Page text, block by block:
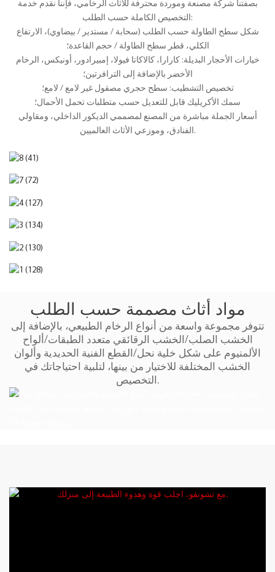
بصفتنا شركة مصنعة وموردة محترفة للأثاث الرخامي، فإننا نقدم خدمة
التخصيص الكاملة حسب الطلب:
شكل سطح الطاولة حسب الطلب (سحابة / مستدير / بيضاوي)، الارتفاع
الكلي، قطر سطح الطاولة / حجم القاعدة؛
خيارات الأحجار البديلة: كارارا، كالاكاتا فيولا، إمبيرادور، أونيكس، الرخام
الأخضر بالإضافة إلى الترافرتين؛
تخصيص التشطيب: سطح حجري مصقول غير لامع / لامع؛
سمك الأكريليك قابل للتعديل حسب متطلبات تحمل الأحمال؛
أسعار الجملة مباشرة من المصنع لمصممي الديكور الداخلي، ومقاولي
الفنادق، وموزعي الأثاث العالميين.
مواد أثاث مصممة حسب الطلب
تتوفر مجموعة واسعة من أنواع الرخام الطبيعي، بالإضافة إلى
الخشب الصلب/الخشب الرقائقي متعدد الطبقات/ألواح
الألمنيوم على شكل خلية نحل/القطع الفنية الحديدية وألوان
الخشب المختلفة للاختيار من بينها، لتلبية احتياجاتك في
التخصيص.